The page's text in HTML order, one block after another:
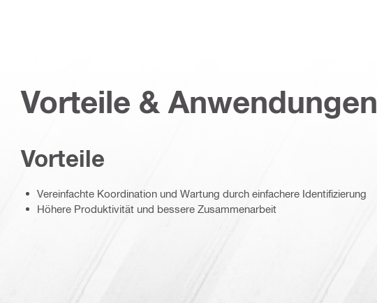
Vorteile & Anwendungen
Vorteile
Vereinfachte Koordination und Wartung durch einfachere Identifizierung
Höhere Produktivität und bessere Zusammenarbeit